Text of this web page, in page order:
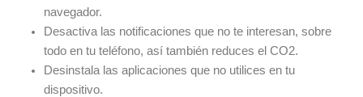
navegador.
Desactiva las notificaciones que no te interesan, sobre
todo en tu teléfono, así también reduces el CO2.
Desinstala las aplicaciones que no utilices en tu
dispositivo.